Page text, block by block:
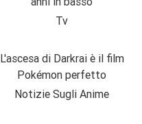
Tv
L'ascesa di Darkrai è il film
Pokémon perfetto
Notizie Sugli Anime